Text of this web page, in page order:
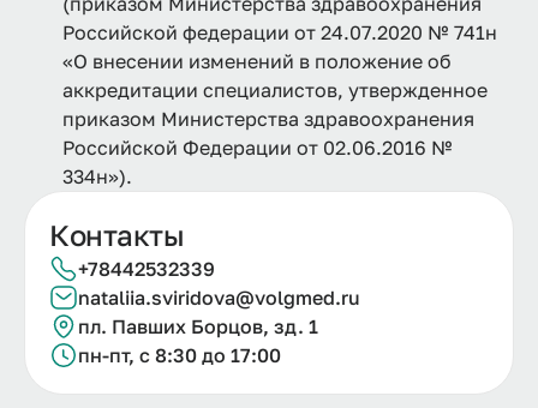
Российской федерации от 24.07.2020 № 741н
«О внесении изменений в положение об
аккредитации специалистов, утвержденное
приказом Министерства здравоохранения
Российской Федерации от 02.06.2016 №
334н»).
Контакты
+78442532339
nataliia.sviridova@volgmed.ru
пл. Павших Борцов, зд. 1
пн-пт, с 8:30 до 17:00